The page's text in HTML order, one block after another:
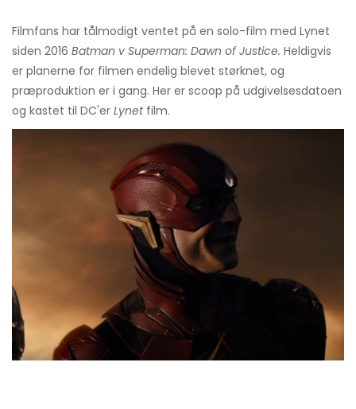
Filmfans har tålmodigt ventet på en solo-film med Lynet
siden 2016 Batman v Superman: Dawn of Justice. Heldigvis
er planerne for filmen endelig blevet størknet, og
præproduktion er i gang. Her er scoop på udgivelsesdatoen
og kastet til DC'er Lynetfilm.